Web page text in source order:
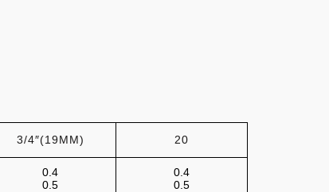
3/4″(19MM) 20
0.4
0.5
0.4
0.5